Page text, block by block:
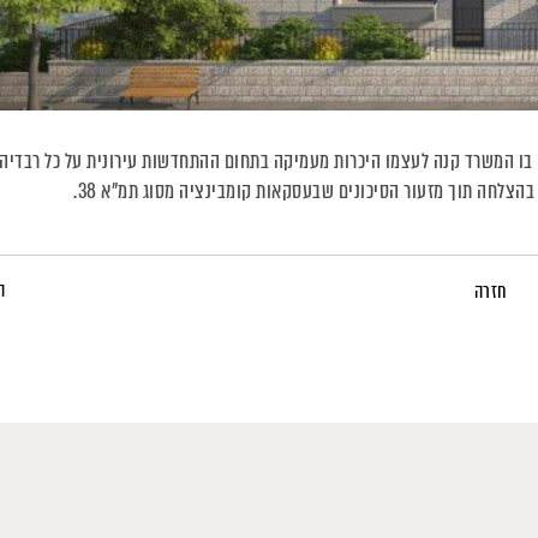
וייצג במסגרת מספר רב של פרויקטים של תמ"א 38, באופן בו המשרד קנה לעצמו היכרות מעמיקה בתחום ההתחדשות עירונית על כל רבדיה
תוך מזעור הסיכונים שבעסקאות קומבינציה מסוג תמ"א 38.
חזרה